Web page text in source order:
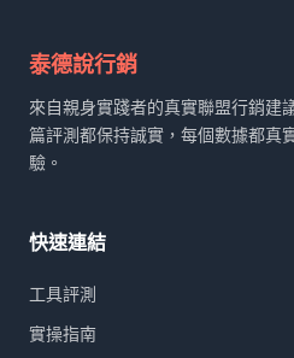
泰德說行銷
來自親身實踐者的真實聯盟行銷建
篇評測都保持誠實，每個數據都真
驗。
快速連結
工具評測
實操指南